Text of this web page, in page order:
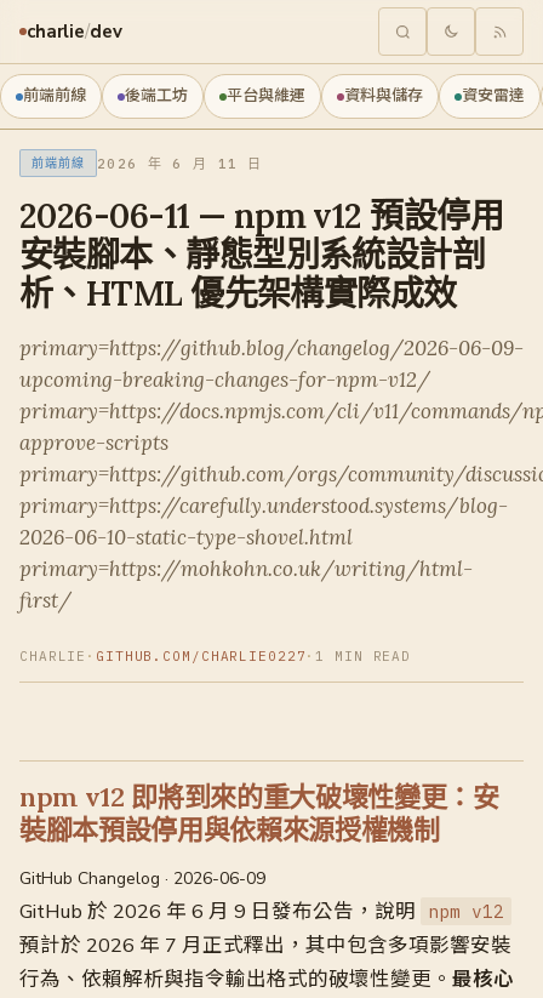
charlie/dev
前端前線 後端工坊 平台與維運 資料與儲存 資安雷達
前端前線 2026 年 6 月 11 日
2026-06-11 — npm v12 預設停用
安裝腳本、靜態型別系統設計剖
析、HTML 優先架構實際成效
primary=https://github.blog/changelog/2026-06-09-
upcoming-breaking-changes-for-npm-v12/
primary=https://docs.npmjs.com/cli/v11/commands/
approve-scripts
primary=https://github.com/orgs/community/
primary=https://carefully.understood.systems/blog-
2026-06-10-static-type-shovel.html
primary=https://mohkohn.co.uk/writing/html-
first/
CHARLIE · GITHUB.COM/CHARLIE0227 · 1 MIN READ
npm v12 即將到來的重大破壞性變更：安
裝腳本預設停用與依賴來源授權機制
GitHub Changelog · 2026-06-09
GitHub 於 2026 年 6 月 9 日發布公告，說明 npm v12
預計於 2026 年 7 月正式釋出，其中包含多項影響安裝
行為、依賴解析與指令輸出格式的破壞性變更。 最核心